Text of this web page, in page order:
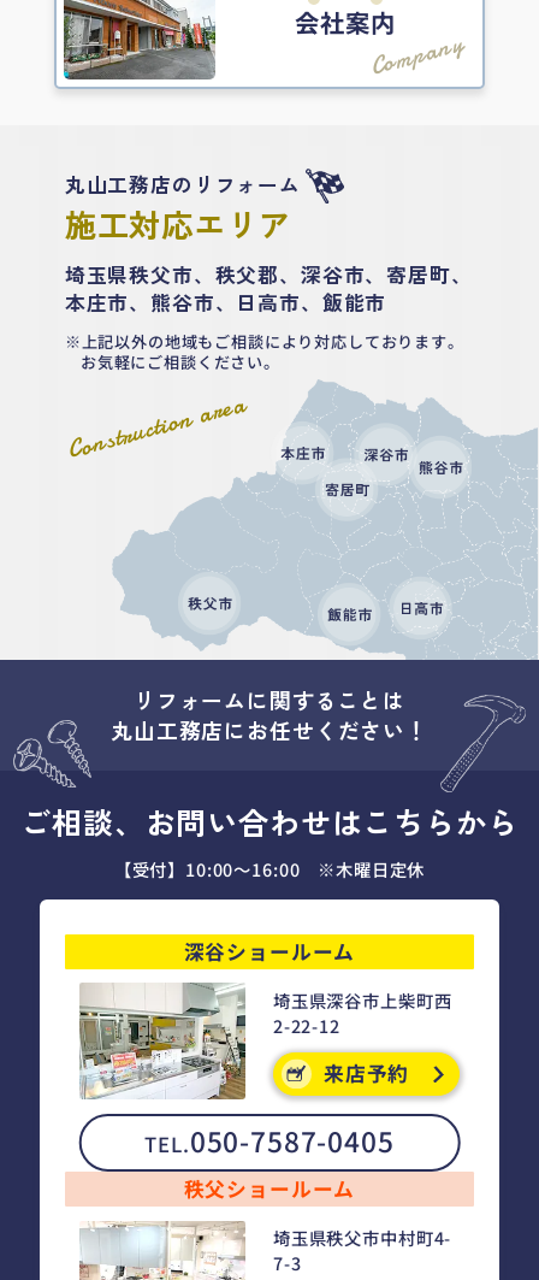
会社案内
Company
Construction area
丸山工務店のリフォーム
施工対応エリア
埼玉県秩父市、秩父郡、深谷市、寄居町、
本庄市、熊谷市、日高市、飯能市
上記以外の地域もご相談により対応しております。
お気軽にご相談ください。
リフォームに関することは
丸山工務店にお任せください！
ご相談、お問い合わせはこちらから
【受付】10:00～16:00 ※木曜日定休
深谷ショールーム
埼玉県深谷市上柴町西
2-22-12
来店予約
TEL.050-7587-0405
秩父ショールーム
埼玉県秩父市中村町4-
7-3